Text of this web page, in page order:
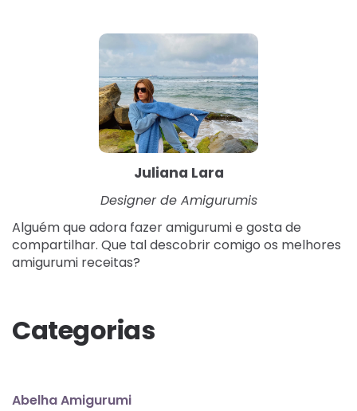
Juliana Lara
Designer de Amigurumis
Alguém que adora fazer amigurumi e gosta de
compartilhar. Que tal descobrir comigo os melhores
amigurumi receitas?
Categorias
Abelha Amigurumi